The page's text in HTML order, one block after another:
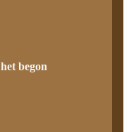
begon